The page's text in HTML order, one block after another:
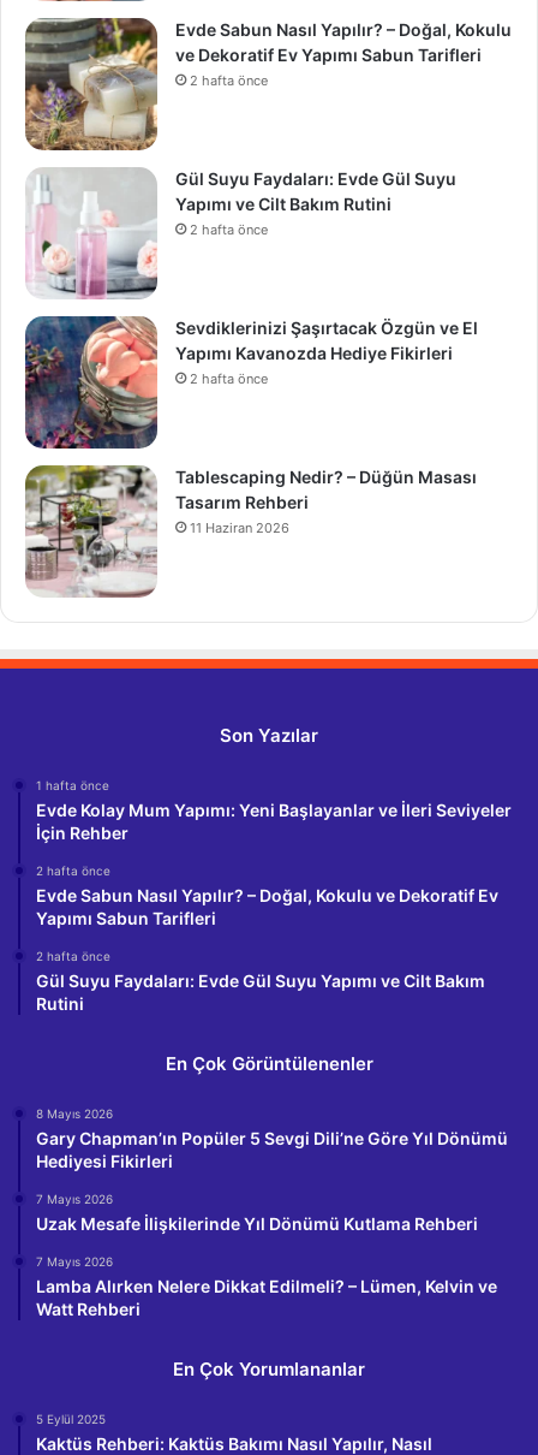
Evde Sabun Nasıl Yapılır? – Doğal, Kokulu
ve Dekoratif Ev Yapımı Sabun Tarifleri
2 hafta önce
Gül Suyu Faydaları: Evde Gül Suyu
Yapımı ve Cilt Bakım Rutini
2 hafta önce
Sevdiklerinizi Şaşırtacak Özgün ve El
Yapımı Kavanozda Hediye Fikirleri
2 hafta önce
Tablescaping Nedir? – Düğün Masası
Tasarım Rehberi
11 Haziran 2026
Son Yazılar
1 hafta önce
Evde Kolay Mum Yapımı: Yeni Başlayanlar ve İleri Seviyeler
İçin Rehber
2 hafta önce
Evde Sabun Nasıl Yapılır? – Doğal, Kokulu ve Dekoratif Ev
Yapımı Sabun Tarifleri
2 hafta önce
Gül Suyu Faydaları: Evde Gül Suyu Yapımı ve Cilt Bakım
Rutini
En Çok Görüntülenenler
8 Mayıs 2026
Gary Chapman’ın Popüler 5 Sevgi Dili’ne Göre Yıl Dönümü
Hediyesi Fikirleri
7 Mayıs 2026
Uzak Mesafe İlişkilerinde Yıl Dönümü Kutlama Rehberi
7 Mayıs 2026
Lamba Alırken Nelere Dikkat Edilmeli? – Lümen, Kelvin ve
Watt Rehberi
En Çok Yorumlananlar
5 Eylül 2025
Kaktüs Rehberi: Kaktüs Bakımı Nasıl Yapılır, Nasıl